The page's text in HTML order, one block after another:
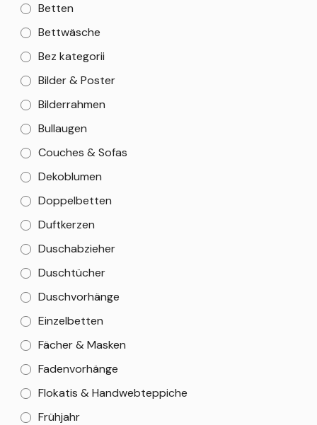
Betten
Bettwäsche
Bez kategorii
Bilder & Poster
Bilderrahmen
Bullaugen
Couches & Sofas
Dekoblumen
Doppelbetten
Duftkerzen
Duschabzieher
Duschtücher
Duschvorhänge
Einzelbetten
Fächer & Masken
Fadenvorhänge
Flokatis & Handwebteppiche
Frühjahr